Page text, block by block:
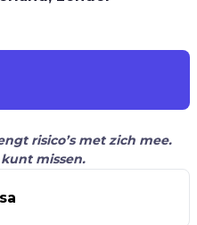
risico’s met zich mee.
missen.